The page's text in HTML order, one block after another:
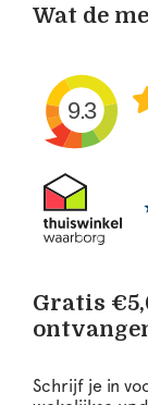
Wat de
9.3
Gratis
Schrijf je in